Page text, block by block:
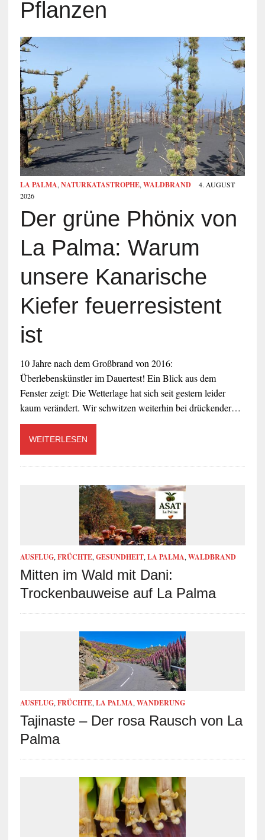
Pflanzen
LA PALMA,NATURKATASTROPHE,WALDBRAND
4. AUGUST
2026
Der grüne Phönix von
La Palma: Warum
unsere Kanarische
Kiefer feuerresistent
ist
10 Jahre nach dem Großbrand von 2016:
Überlebenskünstler im Dauertest! Ein Blick aus dem
Fenster zeigt: Die Wetterlage hat sich seit gestern leider
kaum verändert. Wir schwitzen weiterhin bei drückender…
WEITERLESEN
AUSFLUG, FRÜCHTE, GESUNDHEIT, LA PALMA, WALDBRAND
Mitten im Wald mit Dani:
Trockenbauweise auf La Palma
AUSFLUG, FRÜCHTE, LA PALMA, WANDERUNG
Tajinaste – Der rosa Rausch von La
Palma